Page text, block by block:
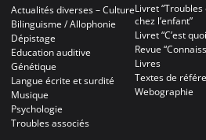
Actualités diverses – Culture
Bilinguisme / Allophonie
Dépistage
Education auditive
Génétique
Langue écrite et surdité
Musique
Psychologie
Troubles associés
Livret “Troubles
chez l’enfant”
Livret “C’est
Revue
Livres
Textes de
Webographie